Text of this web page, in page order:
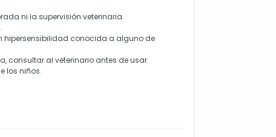
ni la supervisión veterinaria.
hipersensibilidad conocida a alguno de
consultar al veterinario antes de usar.
los niños.